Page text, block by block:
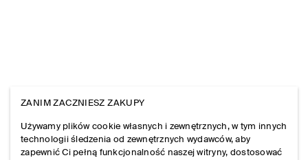
ZANIM ZACZNIESZ ZAKUPY
Używamy plików cookie własnych i zewnętrznych, w tym innych
technologii śledzenia od zewnętrznych wydawców, aby
zapewnić Ci pełną funkcjonalność naszej witryny, dostosować